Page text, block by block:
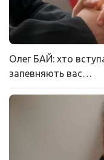
Олег БАЙ: хто
запевняють вас…